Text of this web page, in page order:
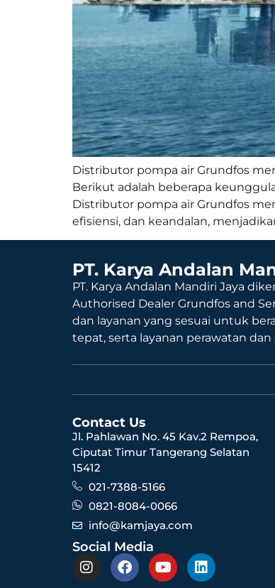
Distributor pompa air Grundfos
Berikut adalah beberapa
Distributor pompa air Grundfos
efisiensi, dan keandalan,
PT. Karya Andalan
PT. Karya Andalan Mandiri Jaya
Authorised Dealer Grundfos and
dan layanan yang sesuai untuk
tepat, serta layanan perawatan
Contact Us
Jl. Pahlawan No. 45 Kav.2 Rempoa,
Ciputat Timur Tangerang Selatan
15412
021-7388-5166
0821-8084-0066
info@kamjaya.com
Social Media